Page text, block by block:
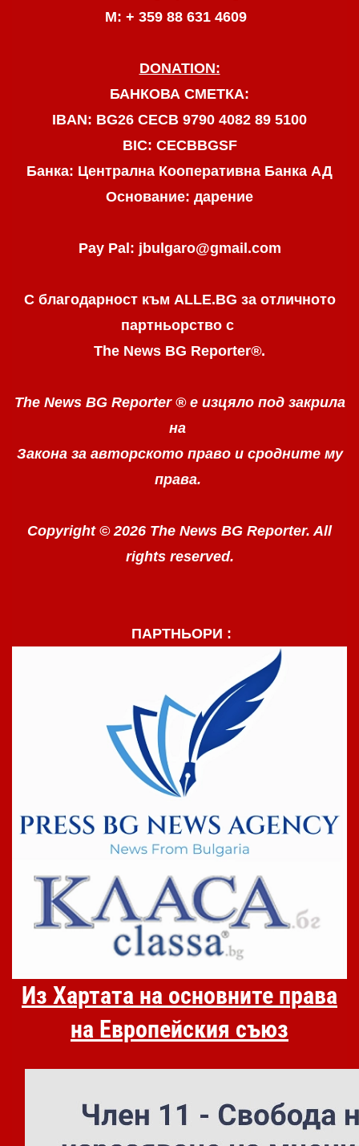
М: + 359 88 631 4609
DONATION:
БАНКОВА СМЕТКА:
IBAN: BG26 CECB 9790 4082 89 5100
BIC: CECBBGSF
Банка: Централна Кооперативна Банка АД
Основание: дарение
Pay Pal: jbulgaro@gmail.com
С благодарност към ALLE.BG за отличното
партньорство с
The News BG Reporter®.
The News BG Reporter ® е изцяло под закрила
на
Закона за авторското право и сродните му
права.
Copyright © 2026 The News BG Reporter. All
rights reserved.
ПАРТНЬОРИ :
Из Хартата на основните права
на Европейския съюз